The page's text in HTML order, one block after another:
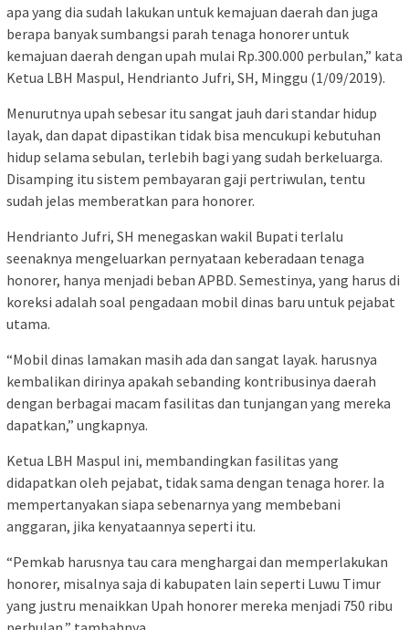
apa yang dia sudah lakukan untuk kemajuan daerah dan juga
berapa banyak sumbangsi parah tenaga honorer untuk
kemajuan daerah dengan upah mulai Rp.300.000 perbulan,” kata
Ketua LBH Maspul, Hendrianto Jufri, SH, Minggu (1/09/2019).
Menurutnya upah sebesar itu sangat jauh dari standar hidup
layak, dan dapat dipastikan tidak bisa mencukupi kebutuhan
hidup selama sebulan, terlebih bagi yang sudah berkeluarga.
Disamping itu sistem pembayaran gaji pertriwulan, tentu
sudah jelas memberatkan para honorer.
Hendrianto Jufri, SH menegaskan wakil Bupati terlalu
seenaknya mengeluarkan pernyataan keberadaan tenaga
honorer, hanya menjadi beban APBD. Semestinya, yang harus di
koreksi adalah soal pengadaan mobil dinas baru untuk pejabat
utama.
“Mobil dinas lamakan masih ada dan sangat layak. harusnya
kembalikan dirinya apakah sebanding kontribusinya daerah
dengan berbagai macam fasilitas dan tunjangan yang mereka
dapatkan,” ungkapnya.
Ketua LBH Maspul ini, membandingkan fasilitas yang
didapatkan oleh pejabat, tidak sama dengan tenaga horer. Ia
mempertanyakan siapa sebenarnya yang membebani
anggaran, jika kenyataannya seperti itu.
“Pemkab harusnya tau cara menghargai dan memperlakukan
honorer, misalnya saja di kabupaten lain seperti Luwu Timur
yang justru menaikkan Upah honorer mereka menjadi 750 ribu